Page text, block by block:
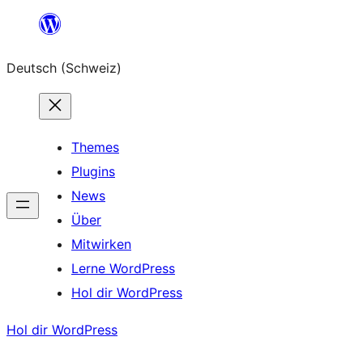
springen
Deutsch (Schweiz)
Themes
Plugins
News
Über
Mitwirken
Lerne WordPress
Hol dir WordPress
Hol dir WordPress